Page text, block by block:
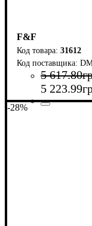
F&F
31612
5 617.80
5 223.99
Страна-
Серия
Количество фаз
-28%